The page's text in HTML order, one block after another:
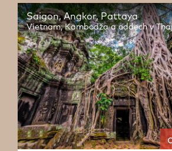
Saigon, Angkor, Pattaya
Vietnam, Kambodža a oddech v